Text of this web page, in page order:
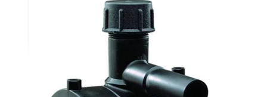
Подставки пожарные
Пожарная подставка двойная
фланцевая ру10
Пожарная подставка крестовая
фланцевая ру10
Пожарная подставка одинарная
фланцевая ру10
Пожарная подставка тройниковая
фланцевый ру10